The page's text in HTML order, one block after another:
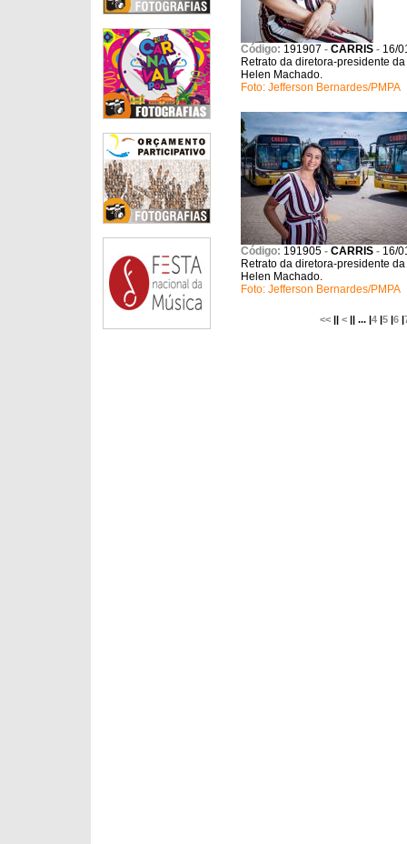
Código: 191907 - CARRIS - 16/
Retrato da diretora-presidente
Helen Machado.
Foto: Jefferson Bernardes/PMPA
Código: 191905 - CARRIS - 16/
Retrato da diretora-presidente
Helen Machado.
Foto: Jefferson Bernardes/PMPA
<<|| <|| ... |4|5|6|